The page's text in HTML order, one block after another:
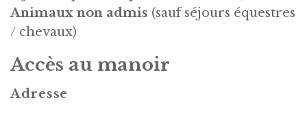
Animaux non admis (sauf séjours équestres
/ chevaux)
Accès au manoir
Adresse